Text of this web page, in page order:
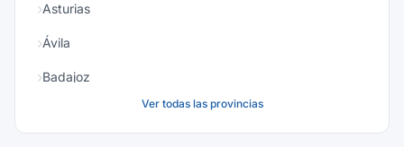
Asturias
Ávila
Badajoz
Ver todas las provincias